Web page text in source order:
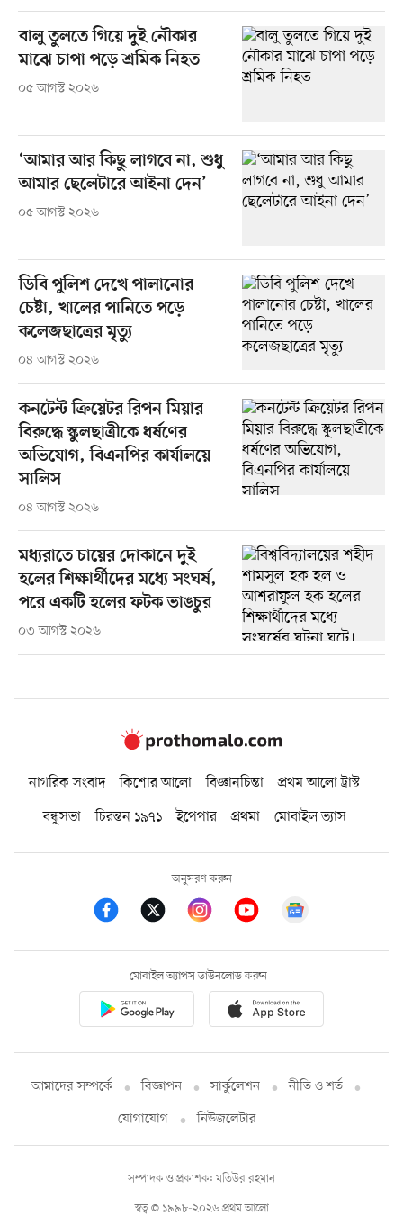
বালু তুলতে গিয়ে দুই নৌকার
মাঝে চাপা পড়ে শ্রমিক নিহত
০৫ আগস্ট ২০২৬
‘আমার আর কিছু লাগবে না, শুধু
আমার ছেলেটারে আইনা দেন’
০৫ আগস্ট ২০২৬
ডিবি পুলিশ দেখে পালানোর
চেষ্টা, খালের পানিতে পড়ে
কলেজছাত্রের মৃত্যু
০৪ আগস্ট ২০২৬
কনটেন্ট ক্রিয়েটর রিপন মিয়ার
বিরুদ্ধে স্কুলছাত্রীকে ধর্ষণের
অভিযোগ, বিএনপির কার্যালয়ে
সালিস
০৪ আগস্ট ২০২৬
মধ্যরাতে চায়ের দোকানে দুই
হলের শিক্ষার্থীদের মধ্যে সংঘর্ষ,
পরে একটি হলের ফটক ভাঙচুর
০৩ আগস্ট ২০২৬
নাগরিক সংবাদ কিশোর আলো বিজ্ঞানচিন্তা
প্রথম আলো ট্রাস্ট
বন্ধুসভা
চিরন্তন ১৯৭১ ইপেপার প্রথমা মোবাইল ভ্যাস
অনুসরণ করুন
মোবাইল অ্যাপস ডাউনলোড করুন
আমাদের সম্পর্কে বিজ্ঞাপন সার্কুলেশন
নীতি ও শর্ত
যোগাযোগ
নিউজলেটার
স্বত্ব © ১৯৯৮-২০২৬ প্রথম আলো
সম্পাদক ও প্রকাশক: মতিউর রহমান